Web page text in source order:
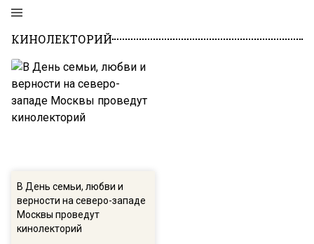
КИНОЛЕКТОРИЙ
В День семьи, любви и
верности на северо-западе
Москвы проведут
кинолекторий